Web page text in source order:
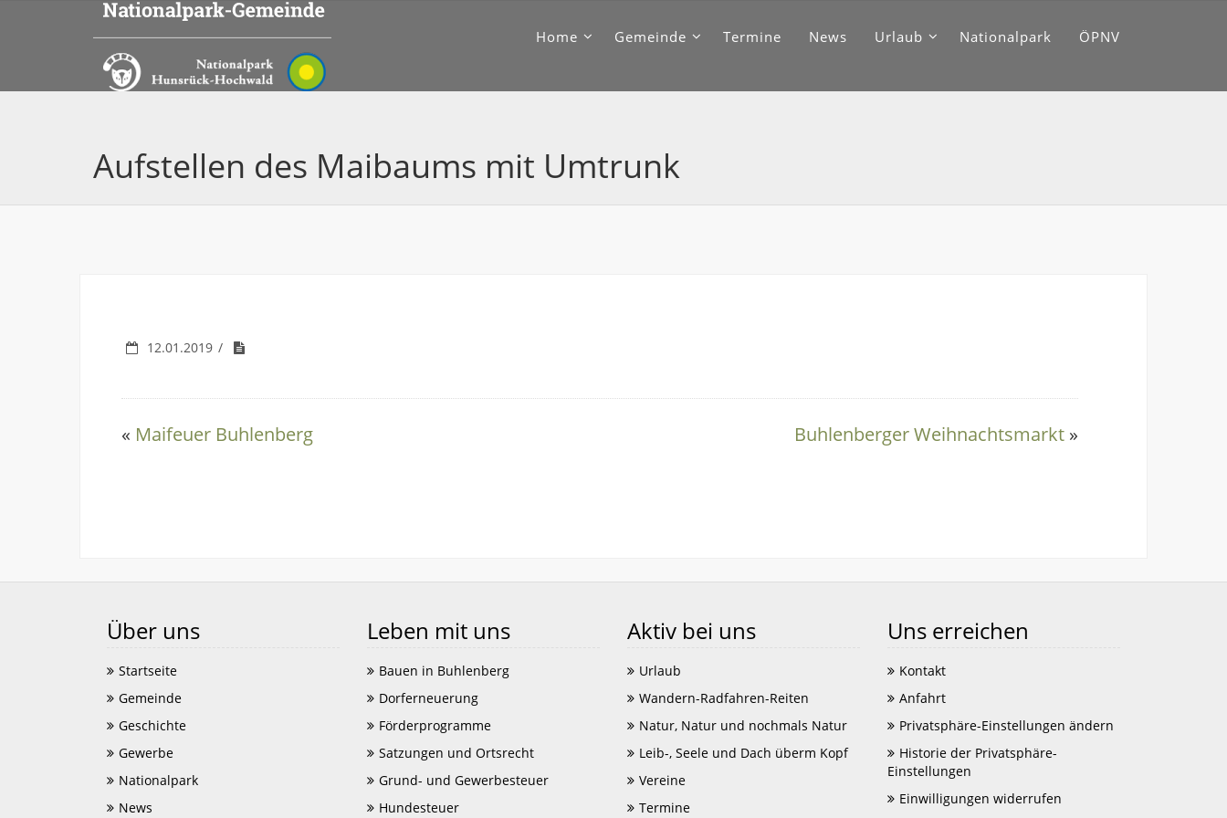
Home Gemeinde Termine News Urlaub Nationalpark ÖPNV
Aufstellen des Maibaums mit Umtrunk
12.01.2019
« Maifeuer Buhlenberg Buhlenberger Weihnachtsmarkt »
Über uns
Startseite
Gemeinde
Geschichte
Gewerbe
Nationalpark
News
Leben mit uns
Bauen in Buhlenberg
Dorferneuerung
Förderprogramme
Satzungen und Ortsrecht
Grund- und Gewerbesteuer
Hundesteuer
Aktiv bei uns
Urlaub
Wandern-Radfahren-Reiten
Natur, Natur und nochmals Natur
Leib-, Seele und Dach überm Kopf
Vereine
Termine
Uns erreichen
Kontakt
Anfahrt
Privatsphäre-Einstellungen ändern
Historie der Privatsphäre-
Einstellungen
Einwilligungen widerrufen